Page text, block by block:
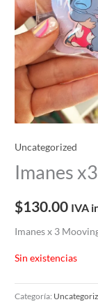
Uncategorized
Imanes
$130.00 IVA
Imanes x 3
Sin existencias
Categoría: